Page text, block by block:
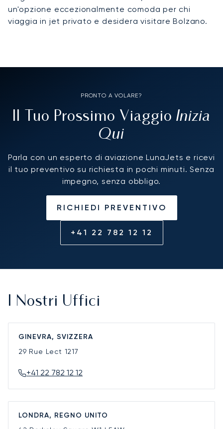
un'opzione eccezionalmente comoda per chi
viaggia in jet privato e desidera visitare Bolzano.
PRONTO A VOLARE?
Il Tuo Prossimo Viaggio Inizia
Qui
Parla con un esperto di aviazione LunaJets e ricevi
il tuo preventivo su richiesta in pochi minuti. Senza
impegno, senza obbligo.
RICHIEDI PREVENTIVO
+41 22 782 12 12
I Nostri Uffici
GINEVRA, SVIZZERA
29 Rue Lect 1217
+41 22 782 12 12
LONDRA, REGNO UNITO